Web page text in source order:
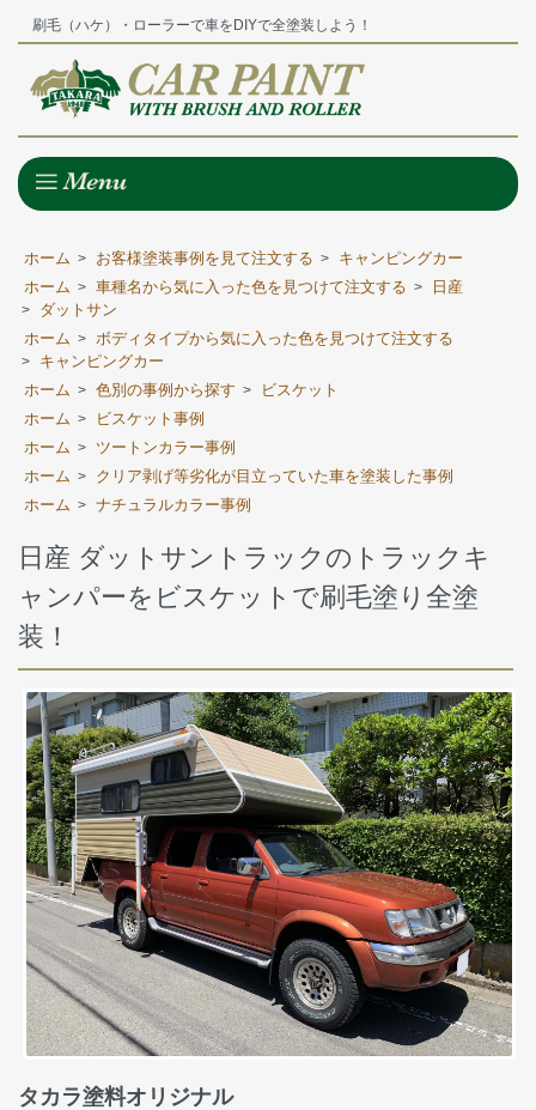
刷毛（ハケ）・ローラーで車をDIYで全塗装しよう！
ホーム > お客様塗装事例を見て注文する >
キャンピングカー
ホーム > 車種名から気に入った色を見つけて注文する > 日産
>
ダットサン
ホーム > ボディタイプから気に入った色を見つけて注文する
>
キャンピングカー
ホーム > 色別の事例から探す >
ビスケット
ホーム >
ビスケット事例
ホーム >
ツートンカラー事例
ホーム >
クリア剥げ等劣化が目立っていた車を塗装した事例
ホーム > ナチュラルカラー事例
日産 ダットサントラックのトラックキ
ャンパーをビスケットで刷毛塗り全塗
装！
タカラ塗料オリジナル